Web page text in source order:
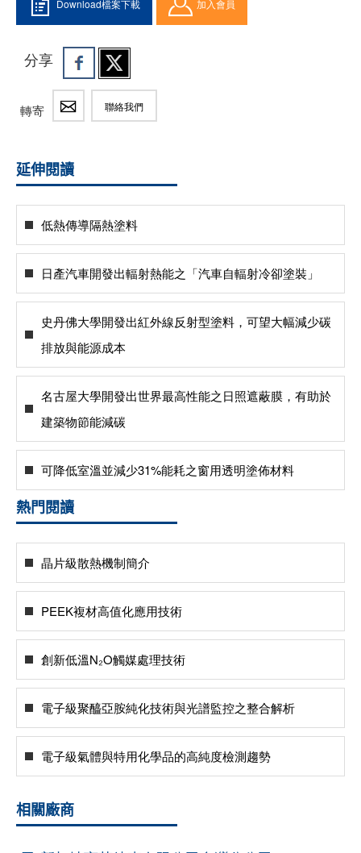
Download檔案下載 加入會員
分享
轉寄 聯絡我們
延伸閱讀
低熱傳導隔熱塗料
日產汽車開發出輻射熱能之「汽車自輻射冷卻塗裝」
史丹佛大學開發出紅外線反射型塗料，可望大幅減少碳
排放與能源成本
名古屋大學開發出世界最高性能之日照遮蔽膜，有助於
建築物節能減碳
可降低室溫並減少31%能耗之窗用透明塗佈材料
熱門閱讀
晶片級散熱機制簡介
PEEK複材高值化應用技術
創新低溫N₂O觸媒處理技術
電子級聚醯亞胺純化技術與光譜監控之整合解析
電子級氣體與特用化學品的高純度檢測趨勢
相關廠商